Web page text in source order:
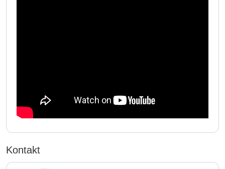
Kontakt